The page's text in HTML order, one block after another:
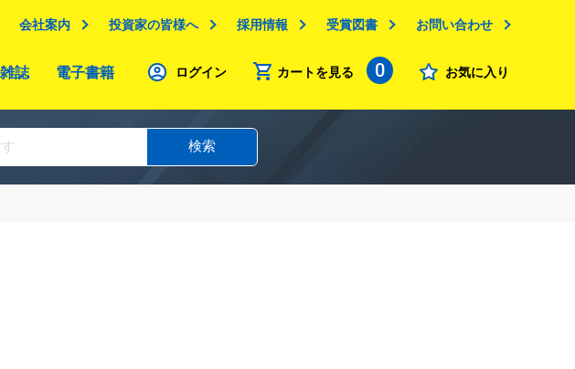
会社案内 投資家の皆様へ 採用情報 受賞図書 お問い合わせ
雑誌 電子書籍 ログイン カートを見る 0 お気に入り
検索